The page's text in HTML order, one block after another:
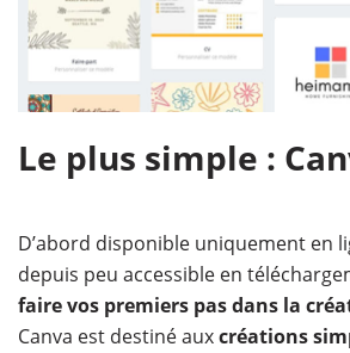
Le plus simple :
D’abord disponible uniquement en
depuis peu accessible en
faire vos premiers pas dans la
Canva est destiné auxcréations